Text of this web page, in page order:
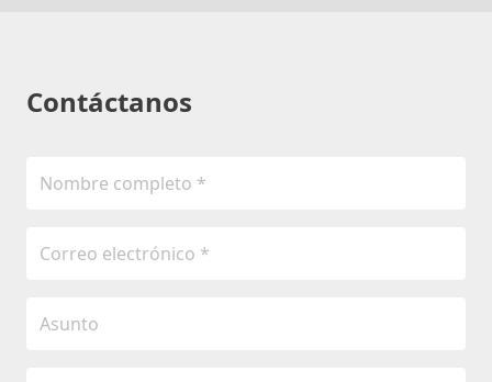
Contáctanos